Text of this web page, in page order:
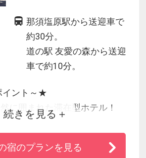
那須塩原駅から送迎車で
約30分。
道の駅 友愛の森から送迎
車で約10分。
イント～★
に囲まれた滞在型ホテル！
pH8.0弱アルカリ性の温泉！
ラシックの高原リゾートなら
客室
続きを見る
宿のプランを見る